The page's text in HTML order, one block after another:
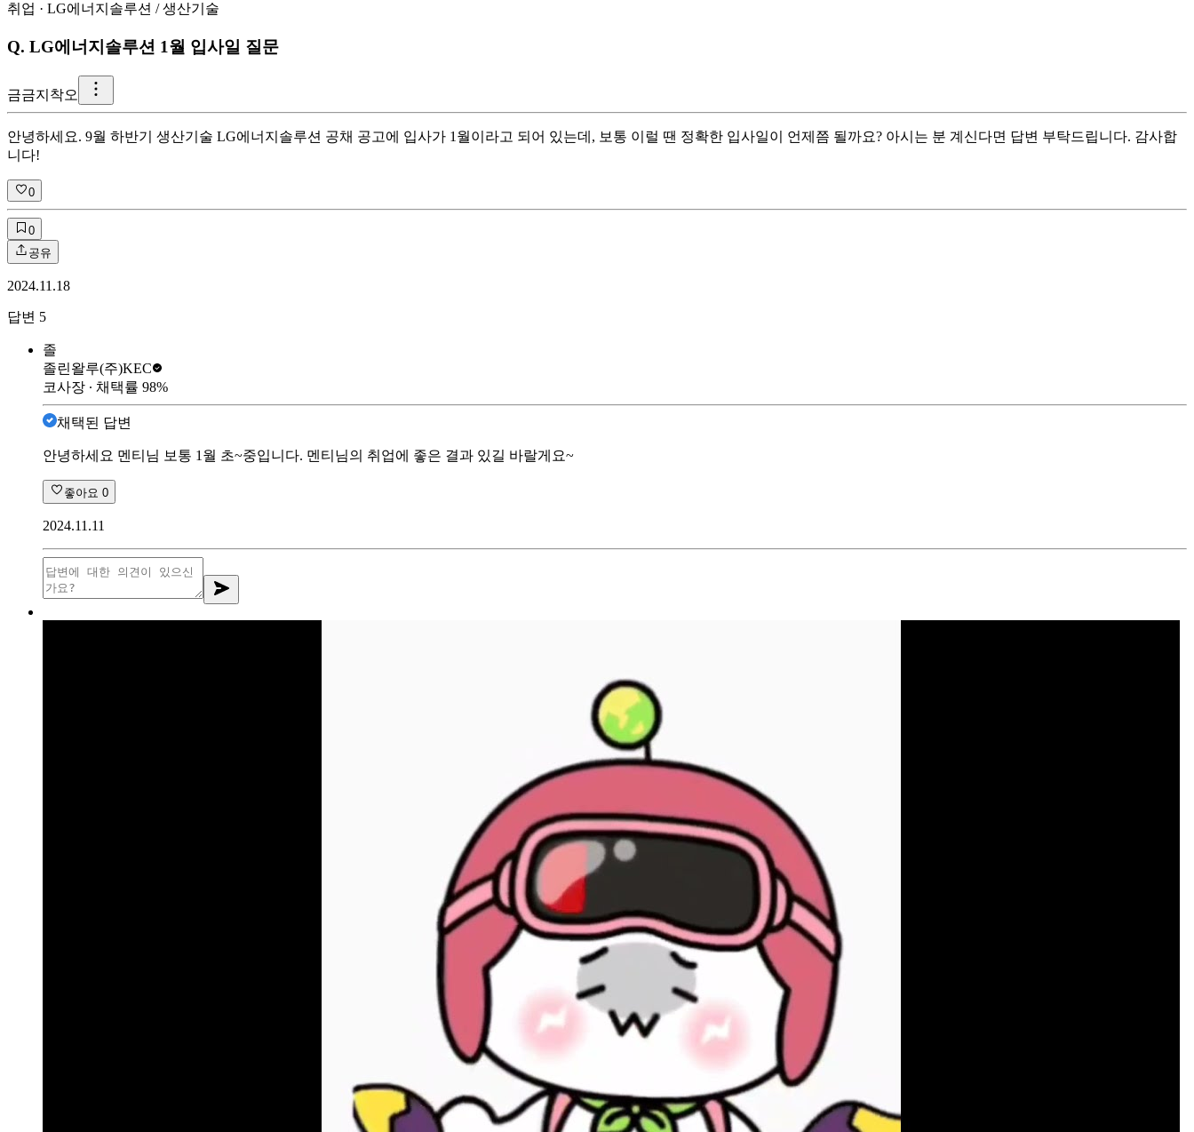
취업 · LG에너지솔루션 /생산기술
Q. LG에너지솔루션 1월 입사일 질문
금금지착오
안녕하세요. 9월 하반기 생산기술 LG에너지솔루션 공채 공고에 입사가 1월이라고 되어 있는데, 보통 이럴 땐 정확한 입사일이 언제쯤 될까요? 아시는 분 계신다면 답변 부탁드립니다. 감사합
니다!
0
0
공유
2024.11.18
답변 5
졸
졸린왈루(주)KEC
코사장 ∙ 채택률 98%
채택된 답변
안녕하세요 멘티님 보통 1월 초~중입니다. 멘티님의 취업에 좋은 결과 있길 바랄게요~
좋아요 0
2024.11.11